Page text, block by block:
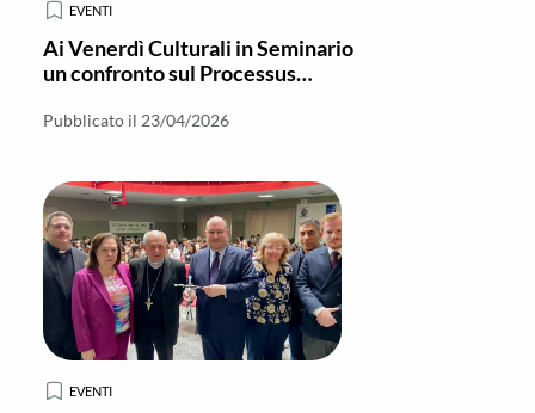
EVENTI
Ai Venerdì Culturali in Seminario
un confronto sul Processus
Pubblicato il 23/04/2026
EVENTI